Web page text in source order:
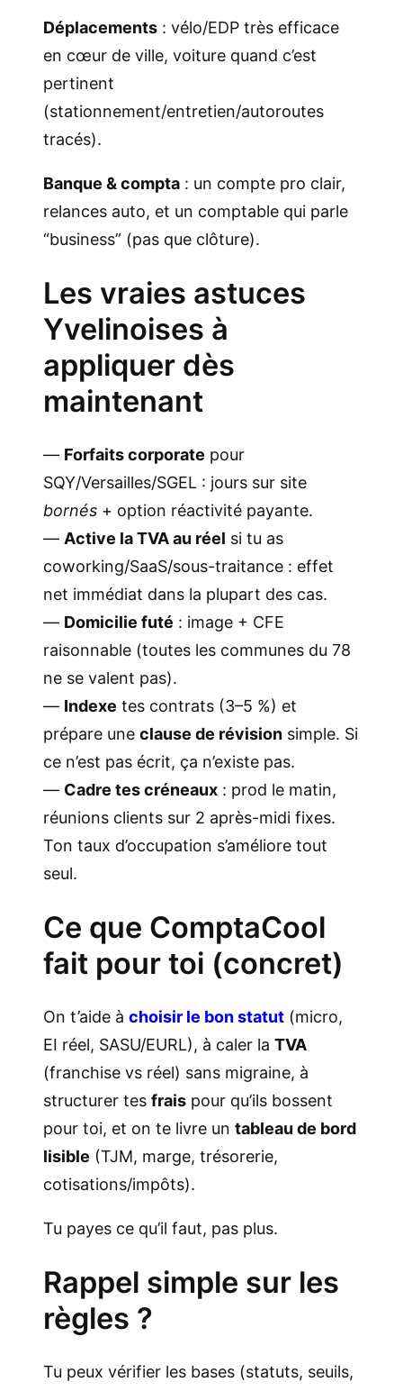
Déplacements : vélo/EDP très efficace
en cœur de ville, voiture quand c’est
pertinent
(stationnement/entretien/autoroutes
tracés).
Banque & compta : un compte pro clair,
relances auto, et un comptable qui parle
“business” (pas que clôture).
Les vraies astuces
Yvelinoises à
appliquer dès
maintenant
— Forfaits corporate pour
SQY/Versailles/SGEL : jours sur site
bornés + option réactivité payante.
— Active la TVA au réel si tu as
coworking/SaaS/sous-traitance : effet
net immédiat dans la plupart des cas.
— Domicilie futé : image + CFE
raisonnable (toutes les communes du 78
ne se valent pas).
— Indexe tes contrats (3–5 %) et
prépare une clause de révision simple. Si
ce n’est pas écrit, ça n’existe pas.
— Cadre tes créneaux : prod le matin,
réunions clients sur 2 après-midi fixes.
Ton taux d’occupation s’améliore tout
seul.
Ce que ComptaCool
fait pour toi (concret)
On t’aide à choisir le bon statut (micro,
EI réel, SASU/EURL), à caler la TVA
(franchise vs réel) sans migraine, à
structurer tes frais pour qu’ils bossent
pour toi, et on te livre un tableau de bord
lisible (TJM, marge, trésorerie,
cotisations/impôts).
Tu payes ce qu’il faut, pas plus.
Rappel simple sur les
règles ?
Tu peux vérifier les bases (statuts, seuils,